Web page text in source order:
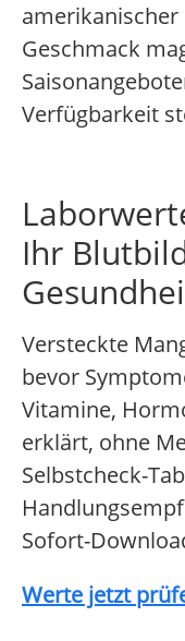
amerikanischer
Geschmack
Verfügbarkeit
Ihr
Versteckte
bevor
Vitamine,
erklärt, ohne
Selbstcheck-
Sofort-
Werte jetzt